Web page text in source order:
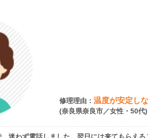
修理理由：温度が安定し
(奈良県奈良市／女性・50代)
迷わず電話しました。翌日には来てもらえる